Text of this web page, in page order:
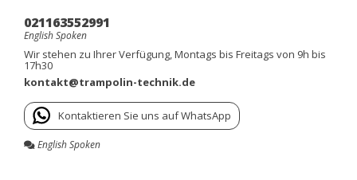
021163552991
English Spoken
Wir stehen zu Ihrer Verfügung, Montags bis Freitags von 9h bis
17h30
kontakt@trampolin-technik.de
Kontaktieren Sie uns auf WhatsApp
English Spoken